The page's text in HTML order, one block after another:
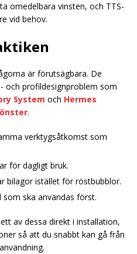
omedelbara vinsten, och TTS-
vid behov.
är förutsägbara. De
och profildesignproblem som
System och Hermes
.
verktygsåtkomst som
för dagligt bruk.
bilagor istället för röstbubblor.
som ska användas först.
av dessa direkt i installation,
så att du snabbt kan gå från